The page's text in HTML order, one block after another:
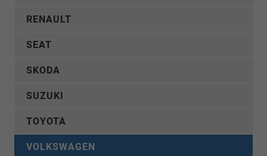
RENAULT
SEAT
SKODA
SUZUKI
TOYOTA
VOLKSWAGEN